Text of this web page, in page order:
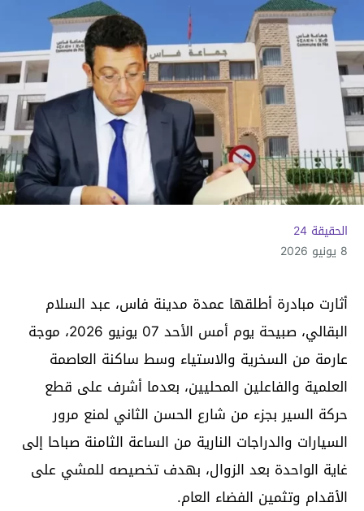
الحقيقة 24
8 يونيو 2026
أثارت مبادرة أطلقها عمدة مدينة فاس، عبد السلام
البقالي، صبيحة يوم أمس الأحد 07 يونيو 2026، موجة
عارمة من السخرية والاستياء وسط ساكنة العاصمة
العلمية والفاعلين المحليين، بعدما أشرف على قطع
حركة السير بجزء من شارع الحسن الثاني لمنع مرور
السيارات والدراجات النارية من الساعة الثامنة صباحا إلى
غاية الواحدة بعد الزوال، بهدف تخصيصه للمشي على
الأقدام وتثمين الفضاء العام.